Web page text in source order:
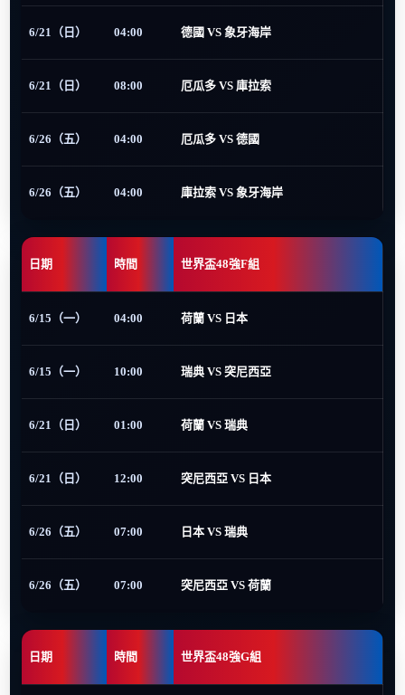
6/21（日） 04:00 德國 VS 象牙海岸
6/21（日） 08:00 厄瓜多 VS 庫拉索
6/26（五） 04:00 厄瓜多 VS 德國
6/26（五） 04:00 庫拉索 VS 象牙海岸
日期 時間 世界盃48強F組
6/15（一） 04:00 荷蘭 VS 日本
6/15（一） 10:00 瑞典 VS 突尼西亞
6/21（日） 01:00 荷蘭 VS 瑞典
6/21（日） 12:00 突尼西亞 VS 日本
6/26（五） 07:00 日本 VS 瑞典
6/26（五） 07:00 突尼西亞 VS 荷蘭
日期 時間 世界盃48強G組